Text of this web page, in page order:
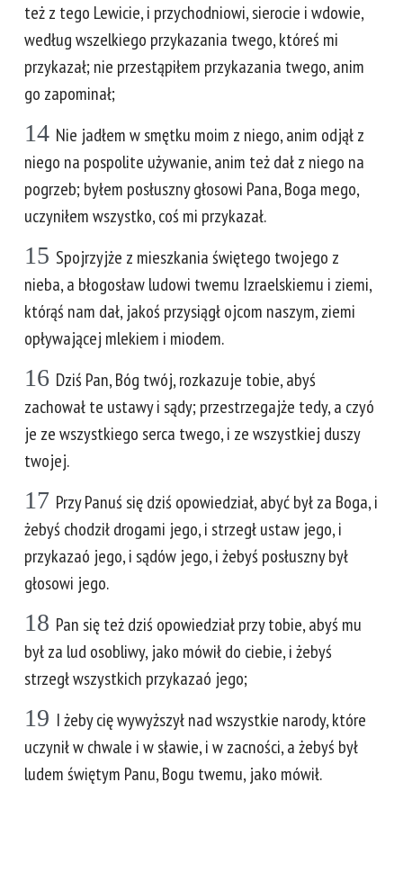
też z tego Lewicie, i przychodniowi, sierocie i wdowie,
według wszelkiego przykazania twego, któreś mi
przykazał; nie przestąpiłem przykazania twego, anim
go zapominał;
14 Nie jadłem w smętku moim z niego, anim odjął z
niego na pospolite używanie, anim też dał z niego na
pogrzeb; byłem posłuszny głosowi Pana, Boga mego,
uczyniłem wszystko, coś mi przykazał.
15 Spojrzyjże z mieszkania świętego twojego z
nieba, a błogosław ludowi twemu Izraelskiemu i ziemi,
którąś nam dał, jakoś przysiągł ojcom naszym, ziemi
opływającej mlekiem i miodem.
16 Dziś Pan, Bóg twój, rozkazuje tobie, abyś
zachował te ustawy i sądy; przestrzegajże tedy, a czyó
je ze wszystkiego serca twego, i ze wszystkiej duszy
twojej.
17 Przy Panuś się dziś opowiedział, abyć był za Boga, i
żebyś chodził drogami jego, i strzegł ustaw jego, i
przykazaó jego, i sądów jego, i żebyś posłuszny był
głosowi jego.
18 Pan się też dziś opowiedział przy tobie, abyś mu
był za lud osobliwy, jako mówił do ciebie, i żebyś
strzegł wszystkich przykazaó jego;
19 I żeby cię wywyższył nad wszystkie narody, które
uczynił w chwale i w sławie, i w zacności, a żebyś był
ludem świętym Panu, Bogu twemu, jako mówił.